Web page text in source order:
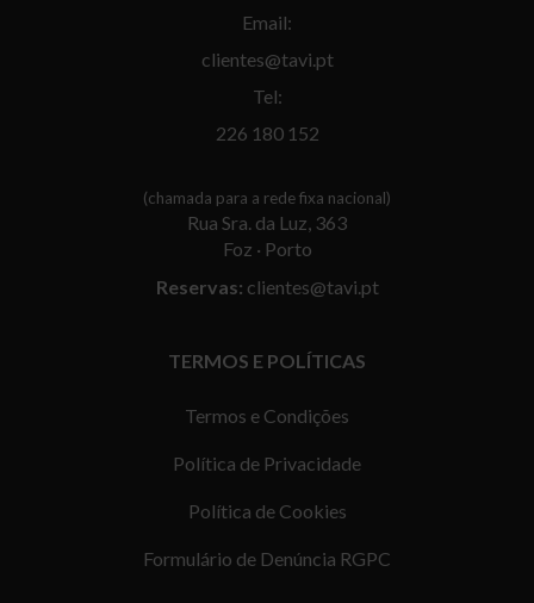
Email:
clientes@tavi.pt
Tel:
226 180 152
(chamada para a rede fixa nacional)
Rua Sra. da Luz, 363
Foz · Porto
Reservas: clientes@tavi.pt
TERMOS E POLÍTICAS
Termos e Condições
Política de Privacidade
Política de Cookies
Formulário de Denúncia RGPC